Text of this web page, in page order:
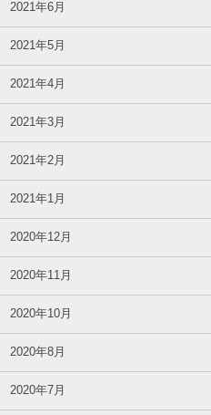
2021年6月
2021年5月
2021年4月
2021年3月
2021年2月
2021年1月
2020年12月
2020年11月
2020年10月
2020年8月
2020年7月